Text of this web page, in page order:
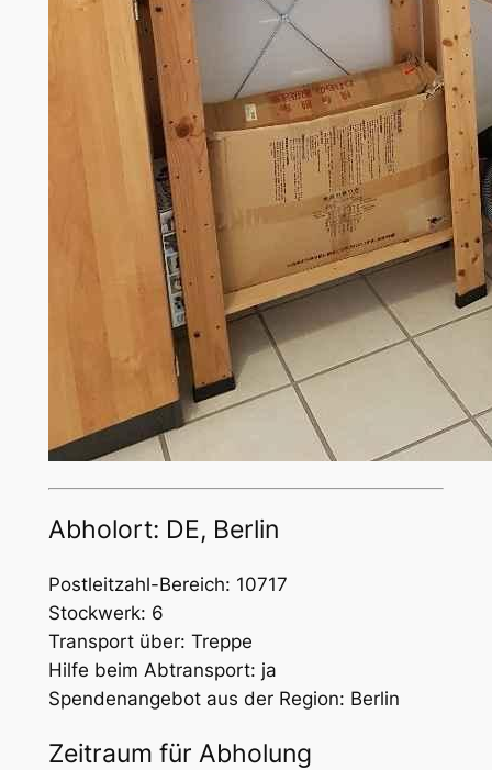
Abholort: DE, Berlin
Postleitzahl-Bereich: 10717
Stockwerk: 6
Transport über: Treppe
Hilfe beim Abtransport: ja
Spendenangebot aus der Region: Berlin
Zeitraum für Abholung